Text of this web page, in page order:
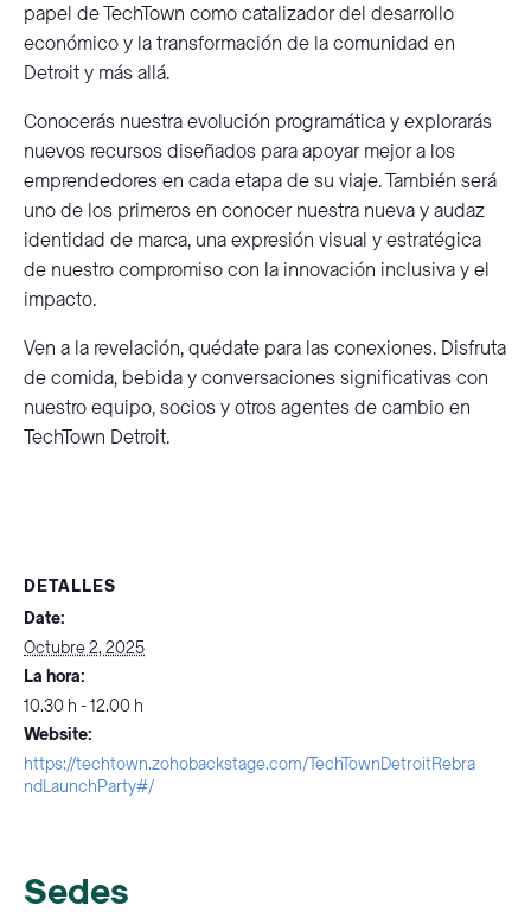
papel de TechTown como catalizador del desarrollo
económico y la transformación de la comunidad en
Detroit y más allá.
Conocerás nuestra evolución programática y explorarás
nuevos recursos diseñados para apoyar mejor a los
emprendedores en cada etapa de su viaje. También será
uno de los primeros en conocer nuestra nueva y audaz
identidad de marca, una expresión visual y estratégica
de nuestro compromiso con la innovación inclusiva y el
impacto.
Ven a la revelación, quédate para las conexiones. Disfruta
de comida, bebida y conversaciones significativas con
nuestro equipo, socios y otros agentes de cambio en
TechTown Detroit.
DETALLES
Date:
Octubre 2, 2025
La hora:
10.30 h - 12.00 h
Website:
https://techtown.zohobackstage.com/TechTownDetroitRebra
ndLaunchParty#/
Sedes